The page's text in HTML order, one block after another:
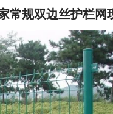
常规双边丝护栏网